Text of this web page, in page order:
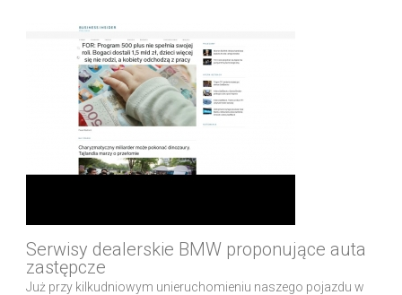
Serwisy dealerskie BMW proponujące auta
zastępcze
Już przy kilkudniowym unieruchomieniu naszego pojazdu w